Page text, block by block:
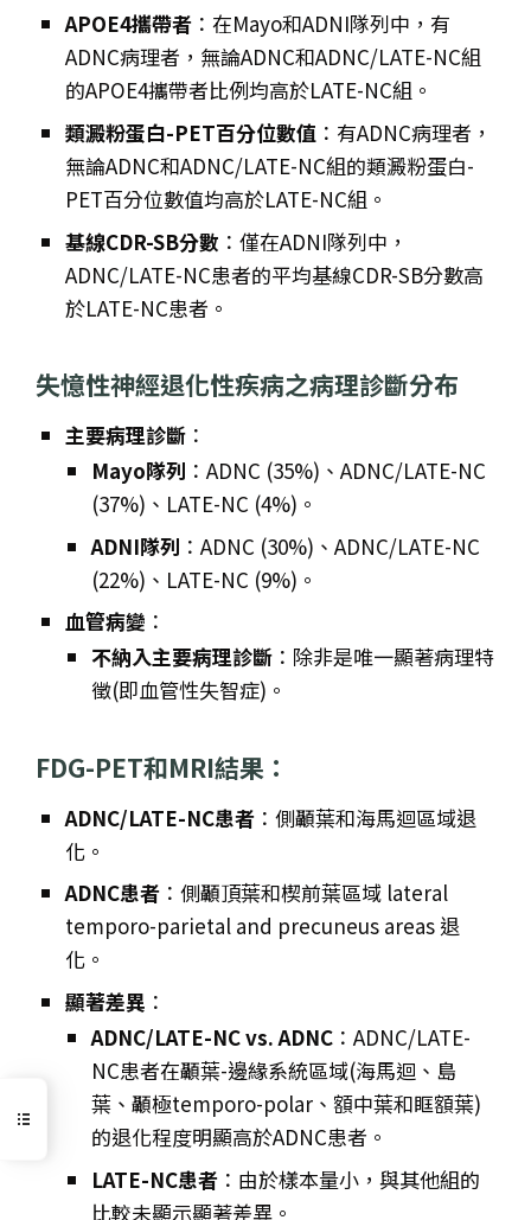
APOE4攜帶者 ：在Mayo和ADNI隊列中，有
ADNC病理者，無論ADNC和ADNC/LATE-NC組
的APOE4攜帶者比例均高於LATE-NC組。
類澱粉蛋白-PET百分位數值 ：有ADNC病理者，
無論ADNC和ADNC/LATE-NC組的類澱粉蛋白-
PET百分位數值均高於LATE-NC組。
基線CDR-SB分數 ：僅在ADNI隊列中，
ADNC/LATE-NC患者的平均基線CDR-SB分數高
於LATE-NC患者。
失憶性神經退化性疾病之病理診斷分布
主要病理診斷 ：
Mayo隊列 ：ADNC (35%)、ADNC/LATE-NC
(37%)、LATE-NC (4%)。
ADNI隊列 ：ADNC (30%)、ADNC/LATE-NC
(22%)、LATE-NC (9%)。
血管病變 ：
不納入主要病理診斷 ：除非是唯一顯著病理特
徵(即血管性失智症)。
FDG-PET和MRI結果：
ADNC/LATE-NC患者 ：側顳葉和海馬迴區域退
化。
ADNC患者 ：側顳頂葉和楔前葉區域 lateral
temporo-parietal and precuneus areas 退
化。
顯著差異 ：
ADNC/LATE-NC vs. ADNC ：ADNC/LATE-
NC患者在顳葉-邊緣系統區域(海馬迴、島
葉、顳極temporo-polar、額中葉和眶額葉)
的退化程度明顯高於ADNC患者。
LATE-NC患者 ：由於樣本量小，與其他組的
比較未顯示顯著差異。